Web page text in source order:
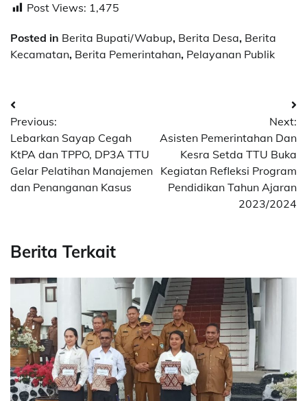
Post Views: 1,475
Posted in Berita Bupati/Wabup, Berita Desa, Berita
Kecamatan, Berita Pemerintahan, Pelayanan Publik
Post
navigation
Previous:
Lebarkan Sayap Cegah
KtPA dan TPPO, DP3A TTU
Gelar Pelatihan Manajemen
dan Penanganan Kasus
Next:
Asisten Pemerintahan Dan
Kesra Setda TTU Buka
Kegiatan Refleksi Program
Pendidikan Tahun Ajaran
2023/2024
Berita Terkait